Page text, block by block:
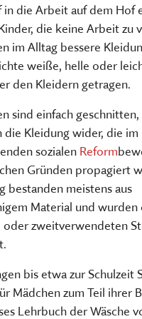
in die Arbeit auf dem Hof
die keine Arbeit zu
im Alltag bessere
weiße, helle oder
den Kleidern getragen.
sind einfach
die Kleidung wider, die im
sozialen Reform
Gründen propagiert
bestanden meistens aus
Material und wurden
oder zweitverwendeten
bis etwa zur Schulzeit
Mädchen zum Teil ihrer
Lehrbuch der Wäsche